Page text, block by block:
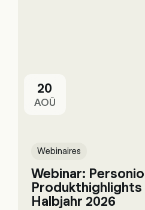
20
AOÛ
Webinaires
Webinar: Personio
Produkthighlights
Halbjahr 2026